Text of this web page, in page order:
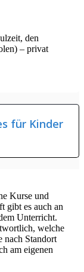
den
– privat
für Kinder
Kurse und
gibt es auch an
Unterricht.
welche
nach Standort
am eigenen